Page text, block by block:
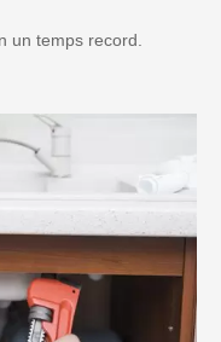
un temps record.